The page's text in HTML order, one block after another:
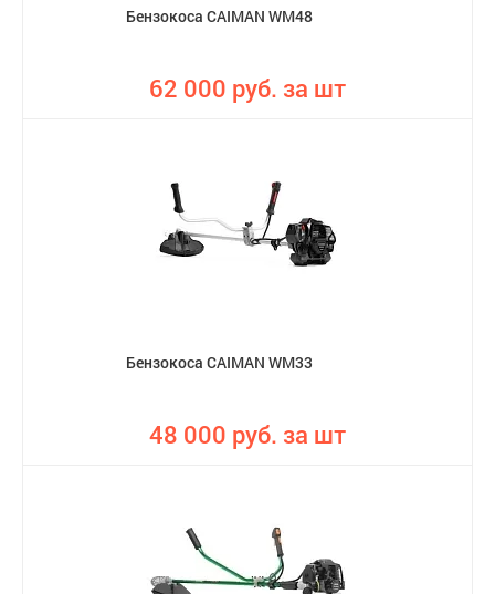
Бензокоса CAIMAN WM48
62 000 руб. за шт
Бензокоса CAIMAN WM33
48 000 руб. за шт